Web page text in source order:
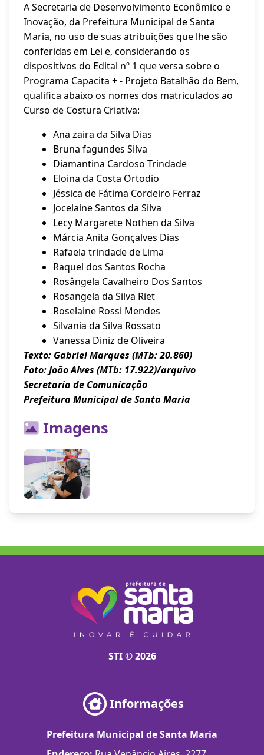
A Secretaria de Desenvolvimento Econômico e
Inovação, da Prefeitura Municipal de Santa
Maria, no uso de suas atribuições que lhe são
conferidas em Lei e, considerando os
dispositivos do Edital nº 1 que versa sobre o
Programa Capacita + - Projeto Batalhão do Bem,
qualifica abaixo os nomes dos matriculados ao
Curso de Costura Criativa:
Ana zaira da Silva Dias
Bruna fagundes Silva
Diamantina Cardoso Trindade
Eloina da Costa Ortodio
Jéssica de Fátima Cordeiro Ferraz
Jocelaine Santos da Silva
Lecy Margarete Nothen da Silva
Márcia Anita Gonçalves Dias
Rafaela trindade de Lima
Raquel dos Santos Rocha
Rosângela Cavalheiro Dos Santos
Rosangela da Silva Riet
Roselaine Rossi Mendes
Silvania da Silva Rossato
Vanessa Diniz de Oliveira
Texto: Gabriel Marques (MTb: 20.860)
Foto: João Alves (MTb: 17.922)/arquivo
Secretaria de Comunicação
Prefeitura Municipal de Santa Maria
Imagens
STI © 2026
Informações
Prefeitura Municipal de Santa Maria